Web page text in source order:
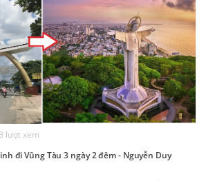
lượt xem
đi Vũng Tàu 3 ngày 2 đêm - Nguyễn Duy